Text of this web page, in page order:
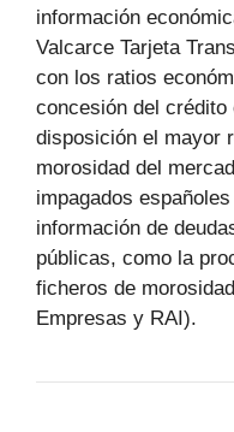
información
Valcarce Tarjeta
con los ratios
concesión del
disposición el mayor
morosidad del
impagados
información de
públicas, como la
ficheros de
Empresas y RAI).